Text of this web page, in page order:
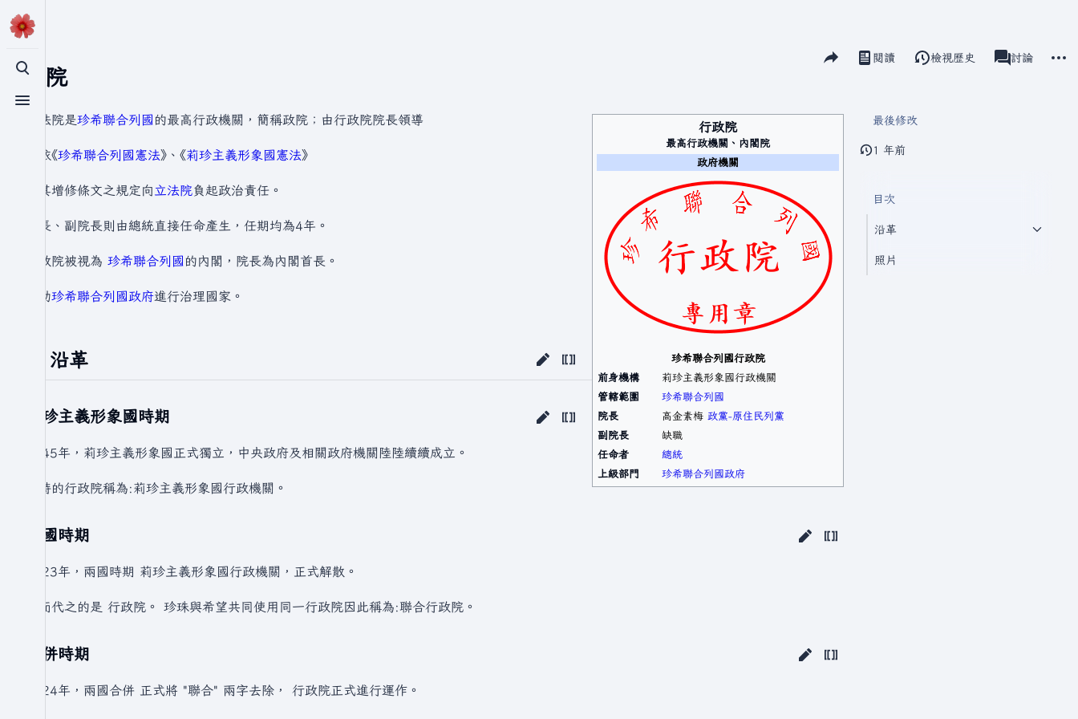
切換搜尋
切換選單
行政院
分享此頁面
視圖閱讀 檢視歷史 associated-
頁面
討論
行政院
最高行政機關、內閣院
政府機關
珍希聯合列國行政院
前身機構
莉珍主義形象國行政機關
管轄範圍
珍希聯合列國
院長
高金素梅 政黨-原住民列黨
副院長
缺職
任命者
總統
上級部門
珍希聯合列國政府
立法院是珍希聯合列國 的最高行政機關，簡稱政院；由行政院院長領導
並依⟪珍希聯合列國憲法⟫、⟪莉珍主義形象國憲法⟫
極其增修條文之規定向 立法院負起政治責任。
院長、副院長則由總統直接任命產生，任期均為4年。
行政院被視為 珍希聯合列國 的內閣，院長為內閣首長。
幫助珍希聯合列國政府進行治理國家。
沿革
莉珍主義形象國時期
1945年，莉珍主義形象國正式獨立，中央政府及相關政府機關陸陸續續成立。
當時的行政院稱為:莉珍主義形象國行政機關。
兩國時期
2023年，兩國時期 莉珍主義形象國行政機關，正式解散。
取而代之的是 行政院。 珍珠與希望共同使用同一行政院因此稱為:聯合行政院。
合併時期
2024年，兩國合併 正式將 "聯合" 兩字去除， 行政院正式進行運作。
最後修改
1 年前
目次
沿革
照片